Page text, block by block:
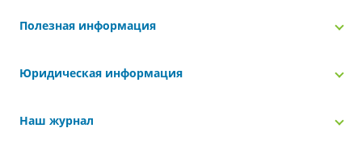
Полезная информация
Юридическая информация
Наш журнал